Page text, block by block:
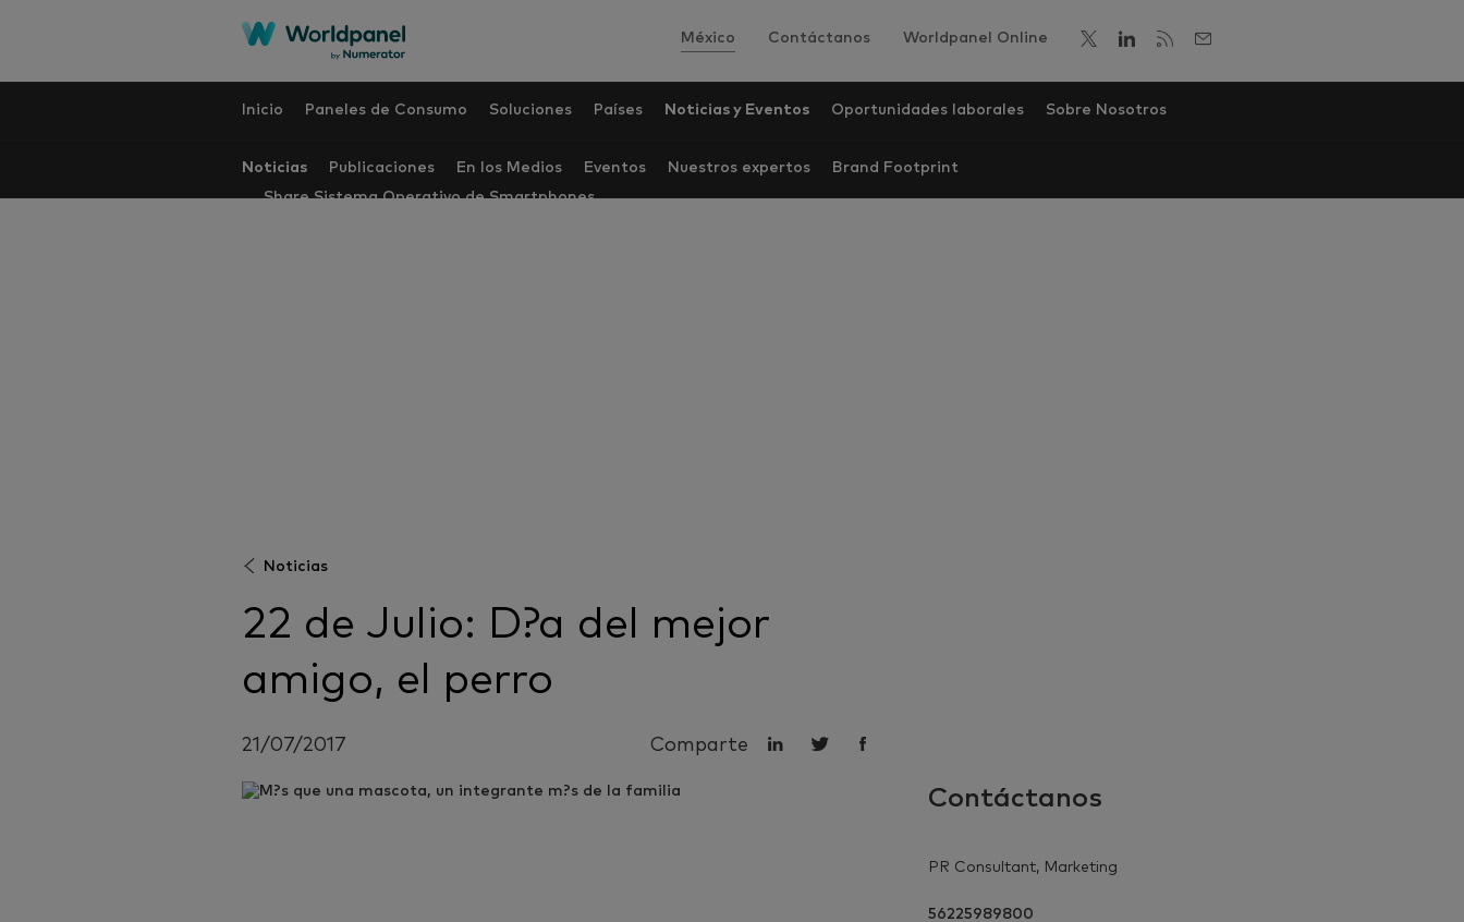
México Contáctanos Worldpanel Online
Inicio Paneles de Consumo Soluciones Países Noticias y Eventos Oportunidades laborales Sobre Nosotros
Noticias Publicaciones En los Medios Eventos Nuestros expertos
Brand Footprint
Share Sistema Operativo de Smartphones
Noticias
22 de Julio: D?a del mejor
amigo, el perro
21/07/2017 Comparte
Contáctanos
PR Consultant, Marketing
56225989800